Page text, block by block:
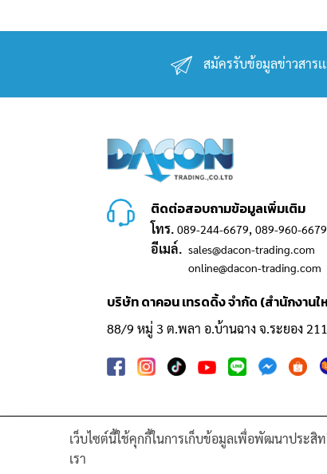
สมัครรับข้อมูลข่าวสารเ
ติดต่อสอบถามข้อมูลเพิ่มเติม
โทร. 089-244-6679,089-960-6679
อีเมล์. sales@dacon-trading.com
online@dacon-trading.com
บริษัท ดาคอน เทรดดิ้ง จำกัด (สำนักงาน
88/9 หมู่ 3 ต.พลา อ.บ้านฉาง จ.ระยอง
GAS TURBINE SPARE PART​
เว็บไซต์นี้ใช้คุกกี้ในการเก็บข้อมูลเพื่อพัฒนาประสิ
เรา